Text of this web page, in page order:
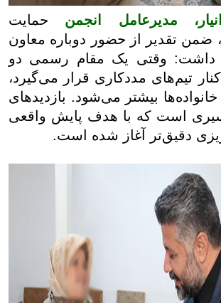
مدیرعامل انجمن حمایت
ضمن تقدیر از حضور دوباره معاون
داشت: وقتی یک مقام رسمی دو
تیم‌های مددکاری قرار می‌گیرد،
خانواده‌ها بیشتر می‌شود. بازدیدهای
است که با هدف پایش واقعی
دقیق‌تر آغاز شده است.